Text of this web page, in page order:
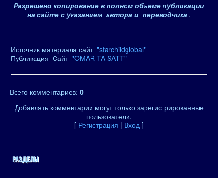
Разрешено копирование в полном объеме публикации
на сайте с указанием автора и переводчика .
Источник материала сайт "starchildglobal"
Публикация Сайт "OMAR TA SATT"
Всего комментариев: 0
Добавлять комментарии могут только зарегистрированные
пользователи.
[ Регистрация | Вход ]
РАЗДЕЛЫ